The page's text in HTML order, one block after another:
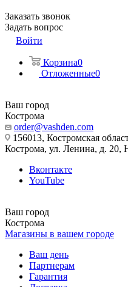
Заказать звонок
Задать вопрос
Войти
Корзина0
Отложенные0
Ваш город
Кострома
order@vashden.com
156013, Костромская
Кострома, ул. Ленина, д. 20,
Вконтакте
YouTube
Ваш город
Кострома
Магазины в вашем городе
Ваш день
Партнерам
Гарантия